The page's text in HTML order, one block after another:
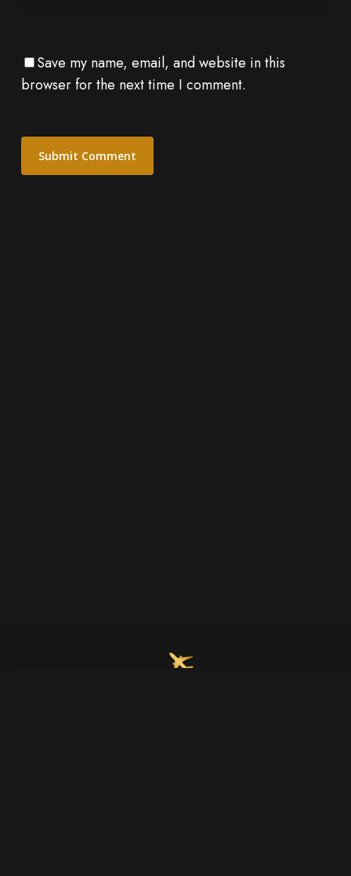
Save my name, email, and website in this
browser for the next time I comment.